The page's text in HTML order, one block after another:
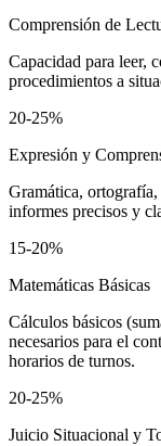
Comprensión de
Capacidad para leer,
procedimientos a
20-25%
Expresión y
Gramática,
informes precisos y
15-20%
Matemáticas Básicas
Cálculos básicos
necesarios para el
horarios de turnos.
20-25%
Juicio Situacional y